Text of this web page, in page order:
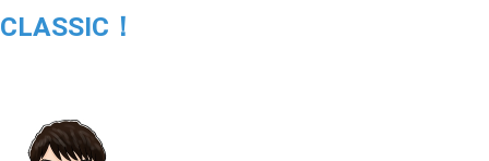
ギャラリー
ブログ
CLASSIC！